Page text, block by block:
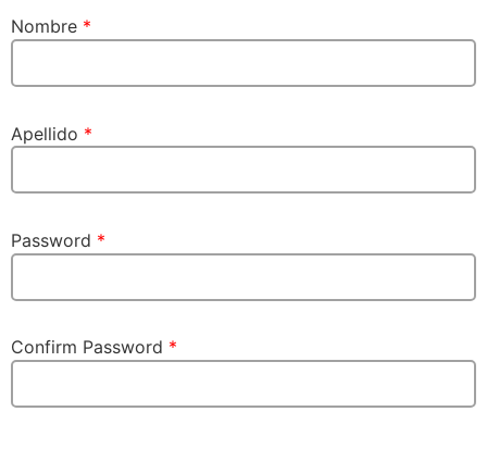
Nombre *
Apellido *
Password *
Confirm Password *